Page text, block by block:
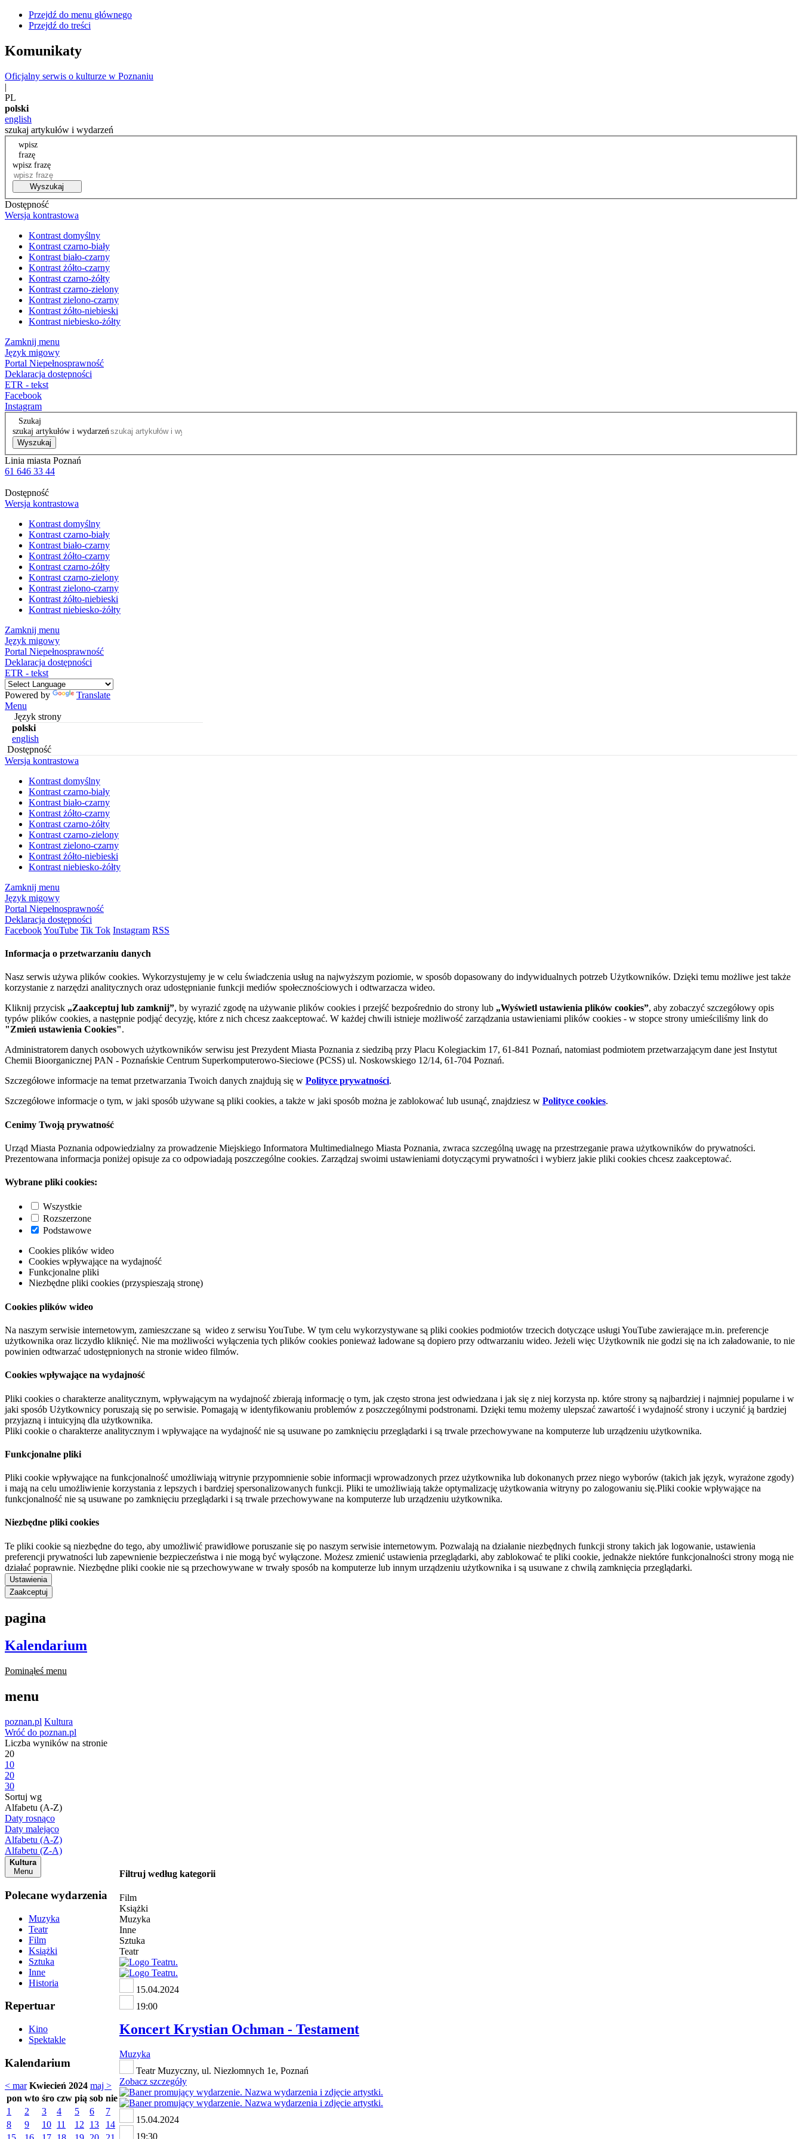
Przejdź do menu głównego
Przejdź do treści
Komunikaty
Oficjalny serwis o kulturze w Poznaniu
|
PL
polski
english
szukaj artykułów i wydarzeń
wpisz
frazę
wpisz frazę
Wyszukaj
Dostępność
Wersja kontrastowa
Kontrast domyślny
Kontrast czarno-biały
Kontrast biało-czarny
Kontrast żółto-czarny
Kontrast czarno-żółty
Kontrast czarno-zielony
Kontrast zielono-czarny
Kontrast żółto-niebieski
Kontrast niebiesko-żółty
Zamknij menu
Język migowy
Portal Niepełnosprawność
Deklaracja dostępności
ETR - tekst
Facebook
Instagram
Szukaj
szukaj artykułów i wydarzeń
Wyszukaj
Linia miasta Poznań
61 646 33 44
Dostępność
Wersja kontrastowa
Kontrast domyślny
Kontrast czarno-biały
Kontrast biało-czarny
Kontrast żółto-czarny
Kontrast czarno-żółty
Kontrast czarno-zielony
Kontrast zielono-czarny
Kontrast żółto-niebieski
Kontrast niebiesko-żółty
Zamknij menu
Język migowy
Portal Niepełnosprawność
Deklaracja dostępności
ETR - tekst
Powered by
Translate
Menu
Język strony
polski
english
Dostępność
Wersja kontrastowa
Kontrast domyślny
Kontrast czarno-biały
Kontrast biało-czarny
Kontrast żółto-czarny
Kontrast czarno-żółty
Kontrast czarno-zielony
Kontrast zielono-czarny
Kontrast żółto-niebieski
Kontrast niebiesko-żółty
Zamknij menu
Język migowy
Portal Niepełnosprawność
Deklaracja dostępności
FacebookYouTube Tik Tok Instagram RSS
Informacja o przetwarzaniu danych
Nasz serwis używa plików cookies. Wykorzystujemy je w celu świadczenia usług na najwyższym poziomie, w sposób dopasowany do indywidualnych potrzeb Użytkowników. Dzięki temu możliwe jest także
korzystanie z narzędzi analitycznych oraz udostępnianie funkcji mediów społecznościowych i odtwarzacza wideo.
Kliknij przycisk „Zaakceptuj lub zamknij”, by wyrazić zgodę na używanie plików cookies i przejść bezpośrednio do strony lub „Wyświetl ustawienia plików cookies”, aby zobaczyć szczegółowy opis
typów plików cookies, a następnie podjąć decyzję, które z nich chcesz zaakceptować. W każdej chwili istnieje możliwość zarządzania ustawieniami plików cookies - w stopce strony umieściliśmy link do
"Zmień ustawienia Cookies".
Administratorem danych osobowych użytkowników serwisu jest Prezydent Miasta Poznania z siedzibą przy Placu Kolegiackim 17, 61-841 Poznań, natomiast podmiotem przetwarzającym dane jest Instytut
Chemii Bioorganicznej PAN - Poznańskie Centrum Superkomputerowo-Sieciowe (PCSS) ul. Noskowskiego 12/14, 61-704 Poznań.
Szczegółowe informacje na temat przetwarzania Twoich danych znajdują się w Polityce prywatności.
Szczegółowe informacje o tym, w jaki sposób używane są pliki cookies, a także w jaki sposób można je zablokować lub usunąć, znajdziesz w Polityce cookies.
Cenimy Twoją prywatność
Urząd Miasta Poznania odpowiedzialny za prowadzenie Miejskiego Informatora Multimedialnego Miasta Poznania, zwraca szczególną uwagę na przestrzeganie prawa użytkowników do prywatności.
Prezentowana informacja poniżej opisuje za co odpowiadają poszczególne cookies. Zarządzaj swoimi ustawieniami dotyczącymi prywatności i wybierz jakie pliki cookies chcesz zaakceptować.
Wybrane pliki cookies:
Wszystkie
Rozszerzone
Podstawowe
Cookies plików wideo
Cookies wpływające na wydajność
Funkcjonalne pliki
Niezbędne pliki cookies (przyspieszają stronę)
Cookies plików wideo
Na naszym serwisie internetowym, zamieszczane są wideo z serwisu YouTube. W tym celu wykorzystywane są pliki cookies podmiotów trzecich dotyczące usługi YouTube zawierające m.in. preferencje
użytkownika oraz liczydło kliknięć. Nie ma możliwości wyłączenia tych plików cookies ponieważ ładowane są dopiero przy odtwarzaniu wideo. Jeżeli więc Użytkownik nie godzi się na ich załadowanie, to nie
powinien odtwarzać udostępnionych na stronie wideo filmów.
Cookies wpływające na wydajność
Pliki cookies o charakterze analitycznym, wpływającym na wydajność zbierają informację o tym, jak często strona jest odwiedzana i jak się z niej korzysta np. które strony są najbardziej i najmniej popularne i w
jaki sposób Użytkownicy poruszają się po serwisie. Pomagają w identyfikowaniu problemów z poszczególnymi podstronami. Dzięki temu możemy ulepszać zawartość i wydajność strony i uczynić ją bardziej
przyjazną i intuicyjną dla użytkownika.
Pliki cookie o charakterze analitycznym i wpływające na wydajność nie są usuwane po zamknięciu przeglądarki i są trwale przechowywane na komputerze lub urządzeniu użytkownika.
Funkcjonalne pliki
Pliki cookie wpływające na funkcjonalność umożliwiają witrynie przypomnienie sobie informacji wprowadzonych przez użytkownika lub dokonanych przez niego wyborów (takich jak język, wyrażone zgody)
i mają na celu umożliwienie korzystania z lepszych i bardziej spersonalizowanych funkcji. Pliki te umożliwiają także optymalizację użytkowania witryny po zalogowaniu się.Pliki cookie wpływające na
funkcjonalność nie są usuwane po zamknięciu przeglądarki i są trwale przechowywane na komputerze lub urządzeniu użytkownika.
Niezbędne pliki cookies
Te pliki cookie są niezbędne do tego, aby umożliwić prawidłowe poruszanie się po naszym serwisie internetowym. Pozwalają na działanie niezbędnych funkcji strony takich jak logowanie, ustawienia
preferencji prywatności lub zapewnienie bezpieczeństwa i nie mogą być wyłączone. Możesz zmienić ustawienia przeglądarki, aby zablokować te pliki cookie, jednakże niektóre funkcjonalności strony mogą nie
działać poprawnie. Niezbędne pliki cookie nie są przechowywane w trwały sposób na komputerze lub innym urządzeniu użytkownika i są usuwane z chwilą zamknięcia przeglądarki.
Ustawienia
Zaakceptuj
pagina
Kalendarium
Pominąłeś menu
menu
poznan.pl Kultura
Wróć do poznan.pl
Liczba wyników na stronie
20
10
20
30
Sortuj wg
Alfabetu (A-Z)
Daty rosnąco
Daty malejąco
Alfabetu (A-Z)
Alfabetu (Z-A)
Kultura
Menu
Polecane wydarzenia
Muzyka
Teatr
Film
Książki
Sztuka
Inne
Historia
Repertuar
Kino
Spektakle
Kalendarium
< mar Kwiecień 2024 maj >
pon wto śro czw pią sob nie
1
2 3 4 5 6
7
8
9 10 11 12 13
14
Filtruj według kategorii
Film
Książki
Muzyka
Inne
Sztuka
Teatr
15.04.2024
19:00
Koncert Krystian Ochman - Testament
Muzyka
Teatr Muzyczny, ul. Niezłomnych 1e, Poznań
Zobacz szczegóły
15.04.2024
19:30